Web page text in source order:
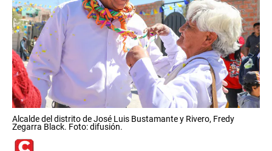
Alcalde del distrito de José Luis Bustamante y Rivero, Fredy
Zegarra Black. Foto: difusión.